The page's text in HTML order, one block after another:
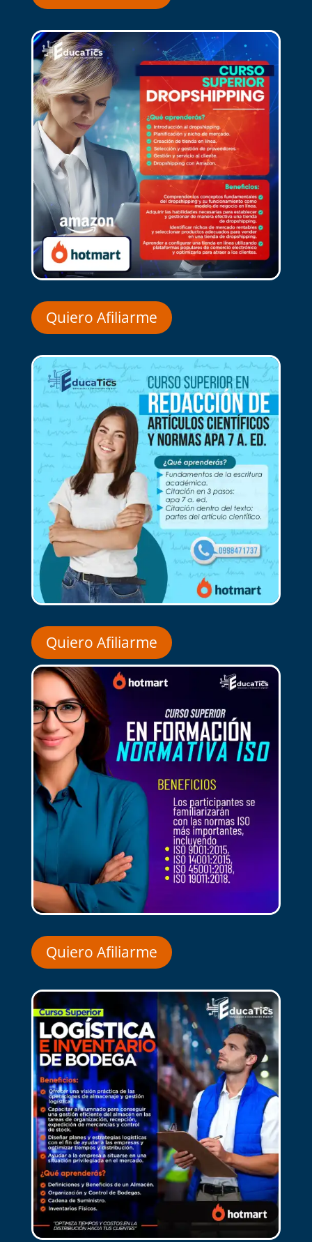
Quiero Afiliarme
Quiero Afiliarme
Quiero Afiliarme